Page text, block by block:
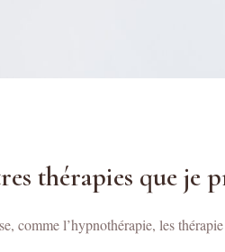
thérapies que je
comme l’hypnothérapie, les